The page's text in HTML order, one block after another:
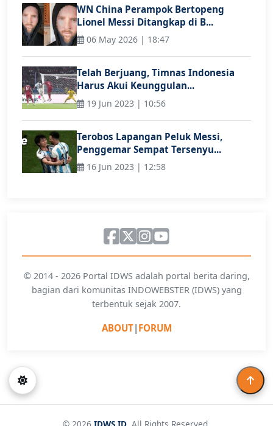
WN China Perampok Bertopeng
Lionel Messi Ditangkap di B...
06 May 2026 | 18:47
Telah Berjuang, Timnas Indonesia
Harus Akui Keunggulan...
19 Jun 2023 | 10:56
Terobos Lapangan Peluk Messi,
Penggemar Sempat Tersenyu...
16 Jun 2023 | 12:58
© 2014 - 2026 Portal IDWS adalah portal berita daring,
bagian dari komunitas INDOWEBSTER (IDWS) yang
terbentuk sejak 2007.
ABOUT| FORUM